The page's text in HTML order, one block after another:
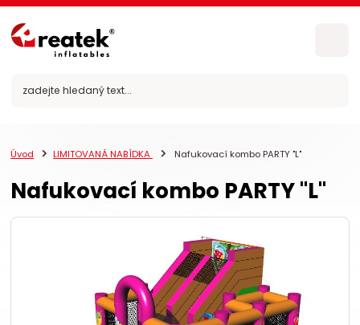
Úvod LIMITOVANÁ NABÍDKA Nafukovací kombo PARTY "L"
Nafukovací kombo PARTY "L"